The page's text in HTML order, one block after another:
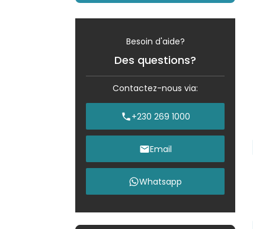
Besoin d'aide?
Des questions?
Contactez-nous via:
+230 269 1000
Email
Whatsapp